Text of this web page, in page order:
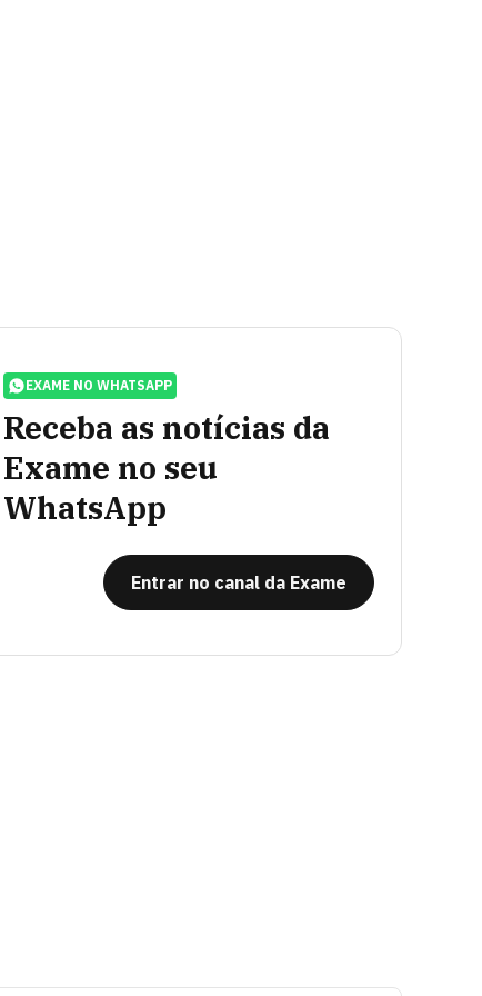
EXAME NO WHATSAPP
Receba as notícias da
Exame no seu
WhatsApp
Entrar no canal da Exame